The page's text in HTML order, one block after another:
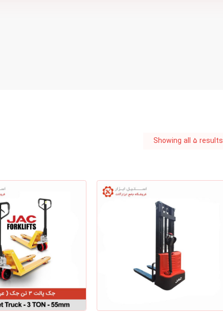
Showing all ۵ results